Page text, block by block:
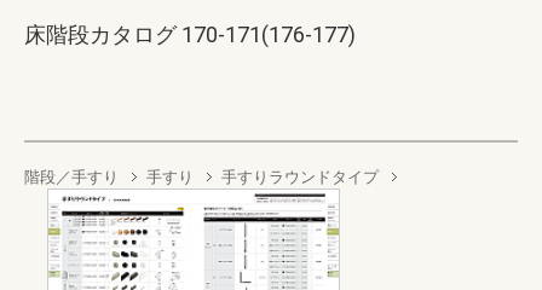
床階段カタログ 170-171(176-177)
階段／手すり 手すり 手すりラウンドタイプ